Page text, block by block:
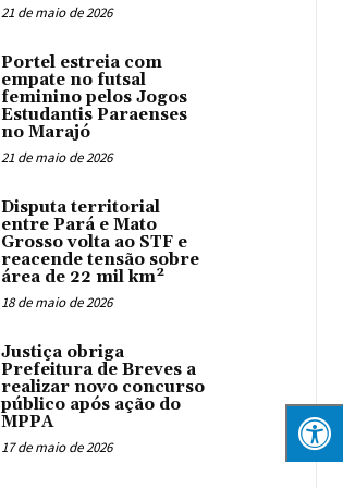
21 de maio de 2026
Portel estreia com
empate no futsal
feminino pelos Jogos
Estudantis Paraenses
no Marajó
21 de maio de 2026
Disputa territorial
entre Pará e Mato
Grosso volta ao STF e
reacende tensão sobre
área de 22 mil km²
18 de maio de 2026
Justiça obriga
Prefeitura de Breves a
realizar novo concurso
público após ação do
MPPA
17 de maio de 2026